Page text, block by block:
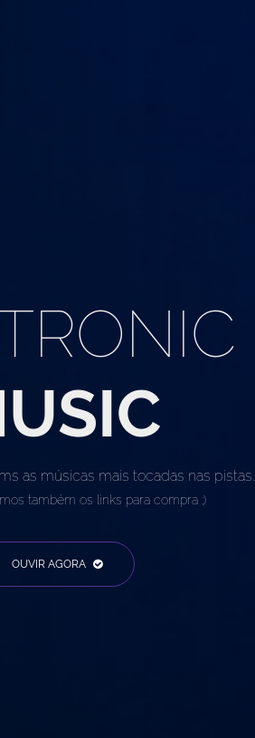
as músicas mais tocadas nas pistas.
também os links para compra ;)
OUVIR AGORA